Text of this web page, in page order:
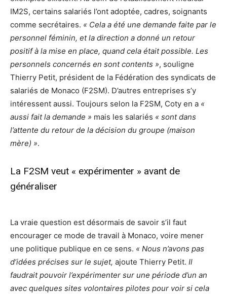
IM2S, certains salariés l’ont adoptée, cadres, soignants
comme secrétaires. « Cela a été une demande faite par le
personnel féminin, et la direction a donné un retour
positif à la mise en place, quand cela était possible. Les
personnels concernés en sont contents », souligne
Thierry Petit, président de la Fédération des syndicats de
salariés de Monaco (F2SM). D’autres entreprises s’y
intéressent aussi. Toujours selon la F2SM, Coty en a «
aussi fait la demande » mais les salariés « sont dans
l’attente du retour de la décision du groupe (maison
mère) ».
La F2SM veut « expérimenter » avant de
généraliser
La vraie question est désormais de savoir s’il faut
encourager ce mode de travail à Monaco, voire mener
une politique publique en ce sens. « Nous n’avons pas
d’idées précises sur le sujet, ajoute Thierry Petit. Il
faudrait pouvoir l’expérimenter sur une période d’un an
avec quelques sites volontaires pilotes pour voir si cela